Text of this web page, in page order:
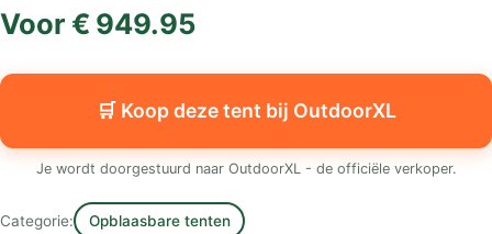
Voor € 949.95
🛒 Koop deze tent bij OutdoorXL
Je wordt doorgestuurd naar OutdoorXL - de officiële verkoper.
Categorie: Opblaasbare tenten